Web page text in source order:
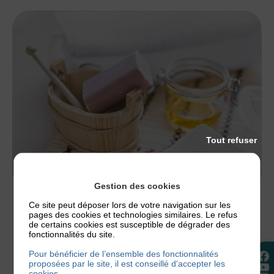
QUEL SAVON ET QUEL PH CHOISIR EN CAS
D’ECZÉMA ?
Un savon mal choisi peut suffire à déclencher une
poussée d’eczéma. C’est tout le paradoxe de
Gestion des cookies
Ce site peut déposer lors de votre navigation sur les
pages des cookies et technologies similaires. Le refus
de certains cookies est susceptible de dégrader des
fonctionnalités du site.
Pour bénéficier de l’ensemble des fonctionnalités
proposées par le site, il est conseillé d'accepter les
Tout refuser